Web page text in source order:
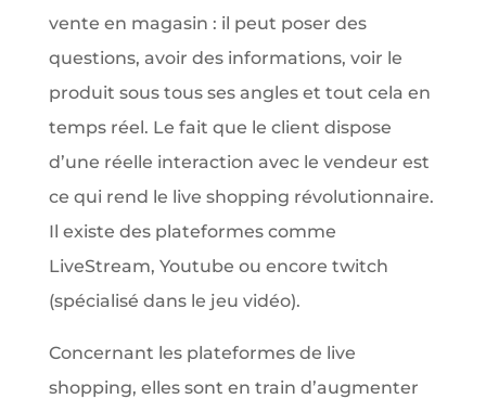
vente en magasin : il peut poser des
questions, avoir des informations, voir le
produit sous tous ses angles et tout cela en
temps réel. Le fait que le client dispose
d’une réelle interaction avec le vendeur est
ce qui rend le live shopping révolutionnaire.
Il existe des plateformes comme
LiveStream, Youtube ou encore twitch
(spécialisé dans le jeu vidéo).
Concernant les plateformes de live
shopping, elles sont en train d’augmenter